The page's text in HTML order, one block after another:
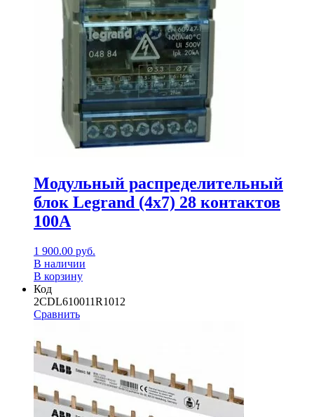
Модульный распределительный
блок Legrand (4х7) 28 контактов
100A
1 900.00 руб.
В наличии
В корзину
Код
2CDL610011R1012
Сравнить